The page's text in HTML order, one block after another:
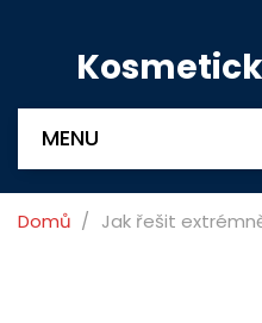
MENU
Domů Jak řešit